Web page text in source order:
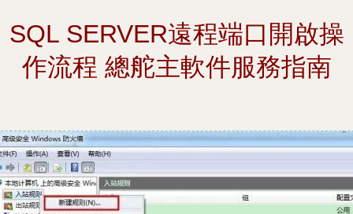
SQL SERVER遠程端口開啟操
作流程 總舵主軟件服務指南